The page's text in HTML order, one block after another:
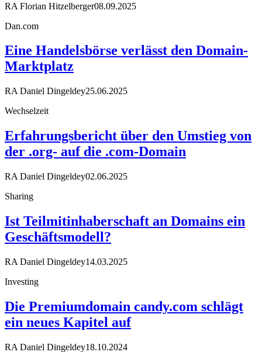
RA Florian Hitzelberger08.09.2025
Dan.com
Eine Handelsbörse verlässt den Domain-
Marktplatz
RA Daniel Dingeldey25.06.2025
Wechselzeit
Erfahrungsbericht über den Umstieg von
der .org- auf die .com-Domain
RA Daniel Dingeldey02.06.2025
Sharing
Ist Teilmitinhaberschaft an Domains ein
Geschäftsmodell?
RA Daniel Dingeldey14.03.2025
Investing
Die Premiumdomain candy.com schlägt
ein neues Kapitel auf
RA Daniel Dingeldey18.10.2024